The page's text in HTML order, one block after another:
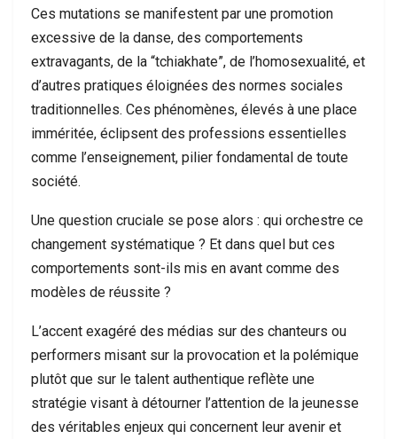
Ces mutations se manifestent par une promotion
excessive de la danse, des comportements
extravagants, de la “tchiakhate”, de l’homosexualité, et
d’autres pratiques éloignées des normes sociales
traditionnelles. Ces phénomènes, élevés à une place
imméritée, éclipsent des professions essentielles
comme l’enseignement, pilier fondamental de toute
société.
Une question cruciale se pose alors : qui orchestre ce
changement systématique ? Et dans quel but ces
comportements sont-ils mis en avant comme des
modèles de réussite ?
L’accent exagéré des médias sur des chanteurs ou
performers misant sur la provocation et la polémique
plutôt que sur le talent authentique reflète une
stratégie visant à détourner l’attention de la jeunesse
des véritables enjeux qui concernent leur avenir et